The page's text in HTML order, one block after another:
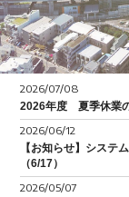
2026/07/08
2026年度 夏季休業
2026/06/12
【お知らせ】システ
（6/17）
2026/05/07